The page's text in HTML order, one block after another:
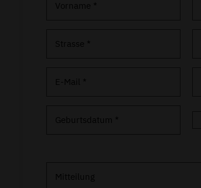
Vorname *
Strasse *
E-Mail *
Geburtsdatum *
Mitteilung